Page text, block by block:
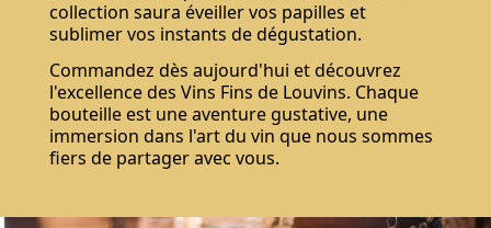
collection saura éveiller vos papilles et
sublimer vos instants de dégustation.
Commandez dès aujourd'hui et découvrez
l'excellence des Vins Fins de Louvins. Chaque
bouteille est une aventure gustative, une
immersion dans l'art du vin que nous sommes
fiers de partager avec vous.